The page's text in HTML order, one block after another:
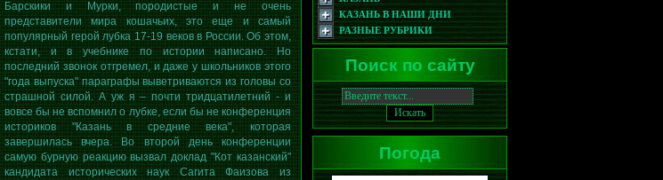
Барскики и Мурки, породистые и не очень
представители мира кошачьих, это еще и самый
популярный герой лубка 17-19 веков в России. Об этом,
кстати, и в учебнике по истории написано. Но
последний звонок отгремел, и даже у школьников этого
"года выпуска" параграфы выветриваются из головы со
страшной силой. А уж я – почти тридцатилетний - и
вовсе бы не вспомнил о лубке, если бы не конференция
историков "Казань в средние века", которая
завершилась вчера. Во второй день конференции
самую бурную реакцию вызвал доклад "Кот казанский"
кандидата исторических наук Сагита Фаизова из
КАЗАНЬ В НАШИ ДНИ
РАЗНЫЕ РУБРИКИ
Поиск по сайту
Погода